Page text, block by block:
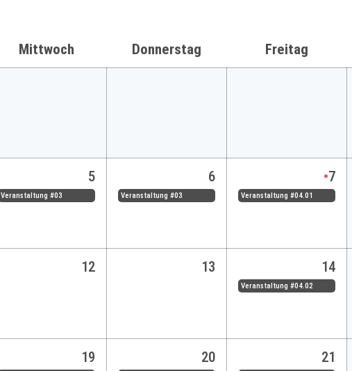
Mittwoch Donnerstag Freitag
5
Veranstaltung #03
6
Veranstaltung #03
7
Veranstaltung #04.01
12 13 14
Veranstaltung #04.02
19 20 21